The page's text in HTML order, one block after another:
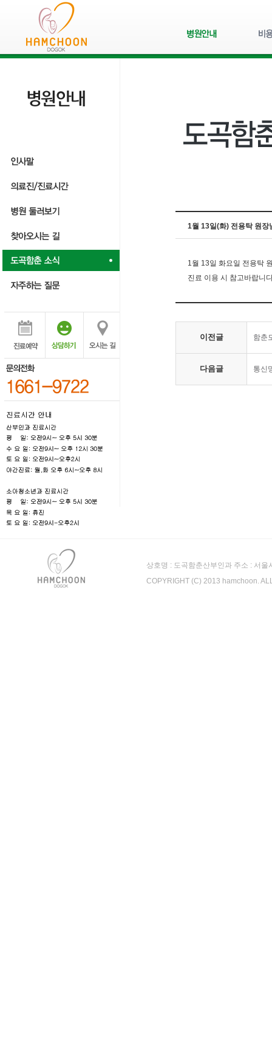
1월 13일(화) 전용탁 원장
1월 13일 화요일 전용탁
진료 이용 시 참고바랍니
이전글 함춘
다음글 통신
상호명 : 도곡함춘산부인과 주소 : 서
COPYRIGHT (C) 2013 hamchoon.